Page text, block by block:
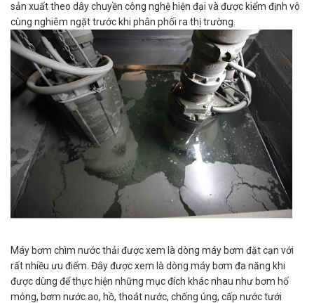
sản xuất theo dây chuyền công nghệ hiện đại và được kiểm định vô
cùng nghiêm ngặt trước khi phân phối ra thị trường.
Máy bơm chìm nước thải được xem là dòng máy bơm đặt cạn với
rất nhiều ưu điểm. Đây được xem là dòng máy bơm đa năng khi
được dùng để thực hiện những mục đích khác nhau như bơm hố
móng, bơm nước ao, hồ, thoát nước, chống úng, cấp nước tưới